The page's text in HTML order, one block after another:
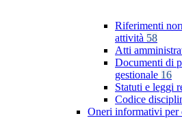
Riferimenti
attività 58
Atti
Documenti di
gestionale 16
Statuti e leggi
Codice
Oneri informativi per